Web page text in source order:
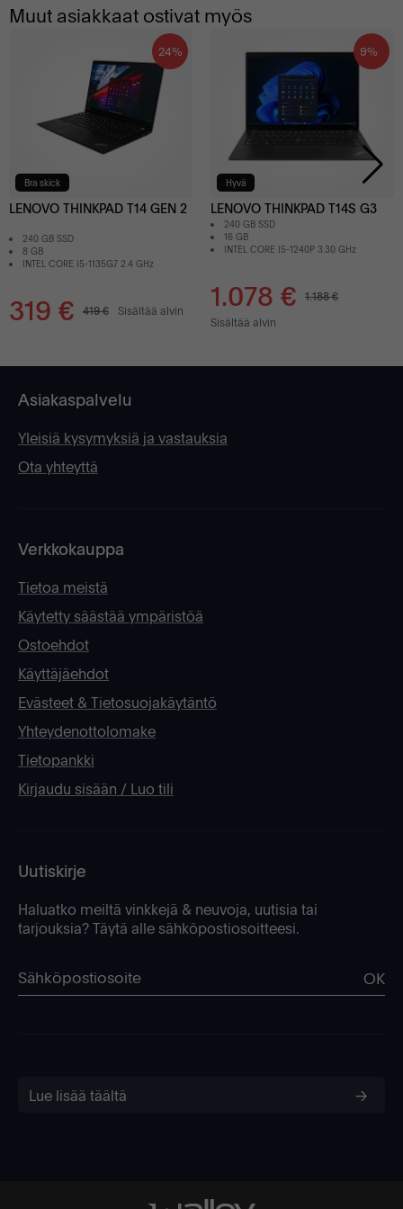
Muut asiakkaat ostivat myös
24%
Bra skick
LENOVO THINKPAD T14 GEN 2
240 GB SSD
8 GB
INTEL CORE I5-1135G7 2.4 GHz
319 € 419 € Sisältää alvin
9%
Hyvä
LENOVO THINKPAD T14S G3
240 GB SSD
16 GB
INTEL CORE I5-1240P 3.30 GHz
1.078 €
1.188 €
Sisältää alvin
Asiakaspalvelu
Yleisiä kysymyksiä ja vastauksia
Ota yhteyttä
Verkkokauppa
Tietoa meistä
Käytetty säästää ympäristöä
Ostoehdot
Käyttäjäehdot
Evästeet & Tietosuojakäytäntö
Yhteydenottolomake
Tietopankki
Kirjaudu sisään / Luo tili
Uutiskirje
Haluatko meiltä vinkkejä & neuvoja, uutisia tai
tarjouksia? Täytä alle sähköpostiosoitteesi.
OK
Lue lisää täältä